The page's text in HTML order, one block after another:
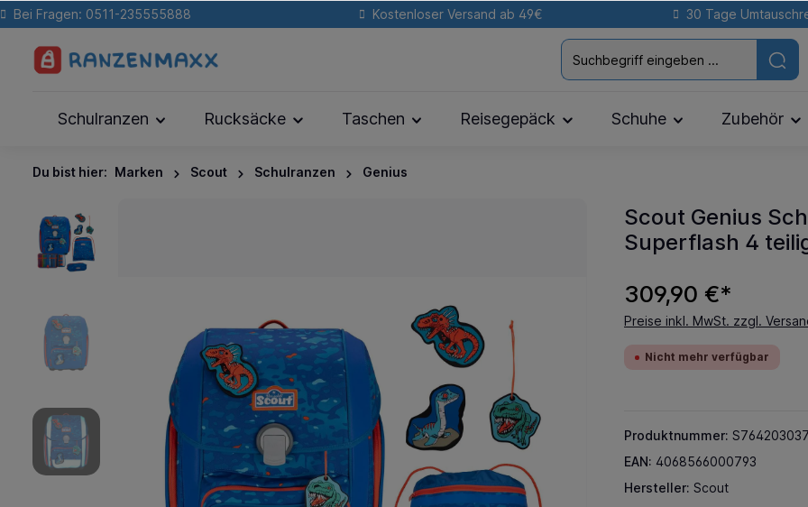
Bei Fragen: 0511-235555888 Kostenloser Versand ab 49€ 30 Tage
Schulranzen Rucksäcke Taschen Reisegepäck Schuhe Zubehör
Du bist hier: Marken Scout Schulranzen Genius
Scout Genius
Superflash 4
309,90 €*
Preise inkl. MwSt. zzgl.
Nicht mehr verfügbar
Produktnummer:
EAN: 4068566000793
Hersteller: Scout